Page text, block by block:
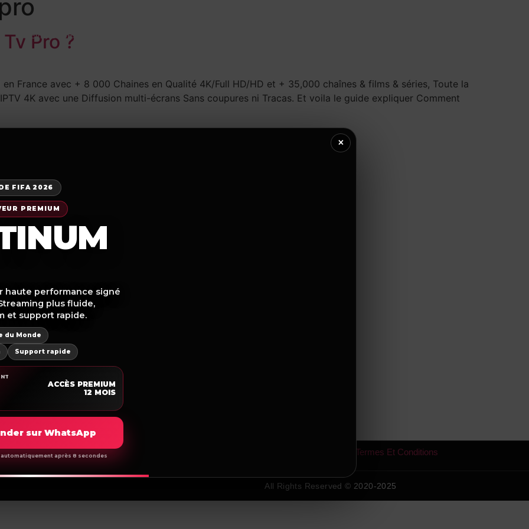
REVENDEURS
Pro ?
en France avec + 8 000 Chaines en Qualité 4K/Full HD/HD et + 35,000 chaînes & films & séries, Toute la
4K avec une Diffusion multi-écrans Sans coupures ni Tracas. Et voila le guide expliquer Comment
players l'endroit exact
Politique De Remboursement Termes Et Conditions
All Rights Reserved © 2020-2025
×
FIFA 2026
PREMIUM
haute performance signé
plus fluide,
et support rapide.
du Monde
Support rapide
ACCÈS PREMIUM
12 MOIS
sur WhatsApp
automatiquement après 8 secondes